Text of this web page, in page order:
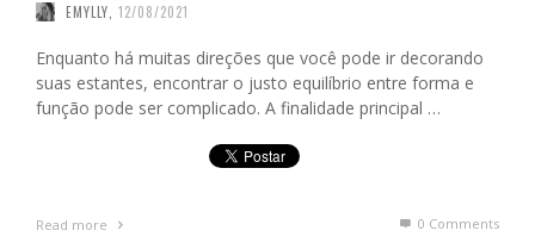
EMYLLY 12/08/2021
Enquanto há muitas direções que você pode ir decorando
suas estantes, encontrar o justo equilíbrio entre forma e
função pode ser complicado. A finalidade principal …
Read more 0 Comments